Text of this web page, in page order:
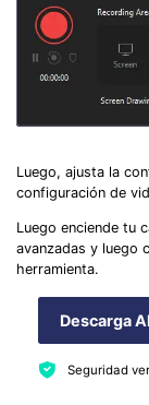
Luego, ajusta la
configuración de
Luego enciende tu
avanzadas y luego
herramienta.
Descarga
Seguridad